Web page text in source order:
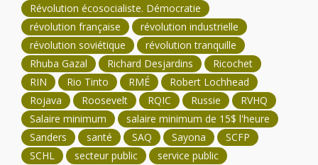
Révolution écosocialiste. Démocratie
révolution française
révolution industrielle
révolution soviétique
révolution tranquille
Rhuba Gazal
Richard Desjardins
Ricochet
RIN
Rio Tinto RMÉ
Robert Lochhead
Rojava
Roosevelt RQIC Russie
RVHQ
Salaire minimum
salaire minimum de 15$ l'heure
Sanders
santé SAQ Sayona
SCFP
SCHL
secteur public
service public